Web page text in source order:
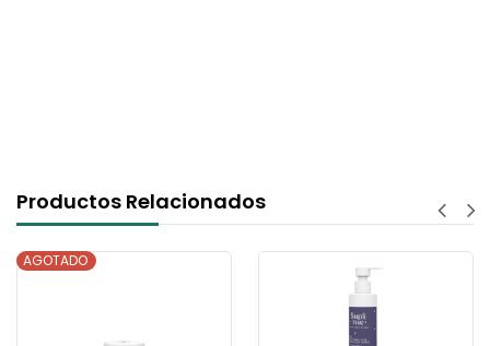
Productos Relacionados
AGOTADO